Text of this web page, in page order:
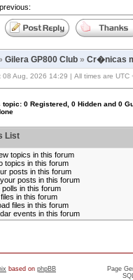
Gilera GP800 Club » Cr�nicas
08 Aug, 2026 14:29 | All times are UTC
0 Registered, 0 Hidden and 0
List
topics in this forum
topics in this forum
posts in this forum
posts in this forum
polls in this forum
in this forum
files in this forum
events in this forum
based on phpBB
Page